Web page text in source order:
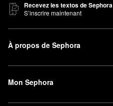
Recevez les textos de Sephora
S’inscrire maintenant
À propos de Sephora
Mon Sephora